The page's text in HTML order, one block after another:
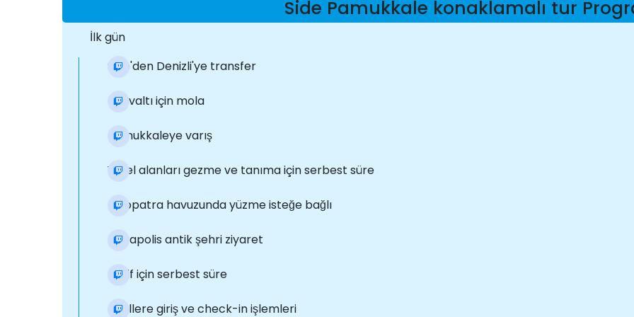
Side Pamukkale konaklamalı tur
İlk gün
Side'den Denizli'ye transfer
Kahvaltı için mola
Pamukkaleye varış
Yerel alanları gezme ve tanıma için serbest süre
Kleopatra havuzunda yüzme isteğe bağlı
Hierapolis antik şehri ziyaret
Keşif için serbest süre
Otellere giriş ve check-in işlemleri